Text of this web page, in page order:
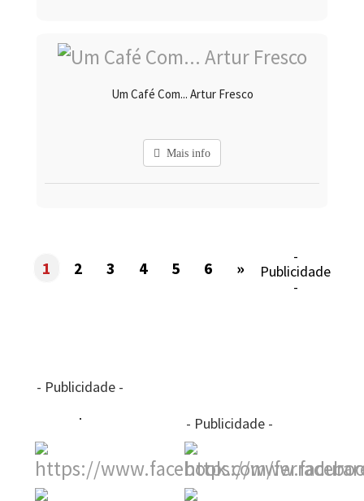
Um Café Com... Artur Fresco
Mais info
1 2 3 4 5 6 »
-
Publicidade
-
- Publicidade -
- Publicidade -